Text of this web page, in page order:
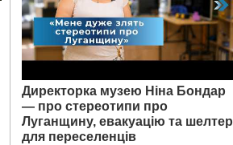
Директорка музею Ніна Бондар
— про стереотипи про
Луганщину, евакуацію та шелтер
для переселенців